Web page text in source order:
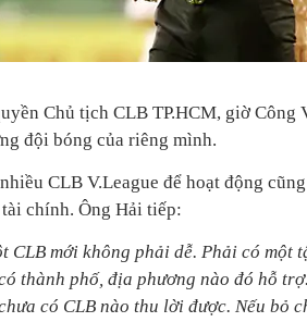
Chủ tịch CLB TP.HCM, giờ Công
đội bóng của riêng mình.
CLB V.League để hoạt động
chính. Ông Hải tiếp:
CLB mới không phải dễ. Phải có một
thành phố, địa phương nào đó hỗ
có CLB nào thu lời được. Nếu bỏ